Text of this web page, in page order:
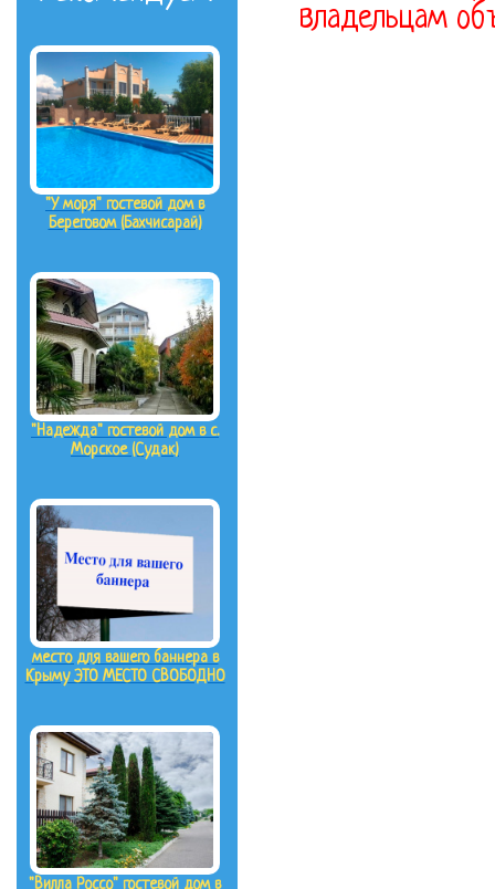
"У моря" гостевой дом в
Береговом (Бахчисарай)
"Надежда" гостевой дом в с.
Морское (Судак)
место для вашего баннера в
Крыму ЭТО МЕСТО СВОБОДНО
"Вилла Россо" гостевой дом в
владельцам